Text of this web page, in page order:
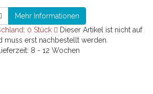
Mehr Informationen
0 Stück
Dieser Artikel ist nicht auf
muss erst nachbestellt werden.
8 - 12 Wochen